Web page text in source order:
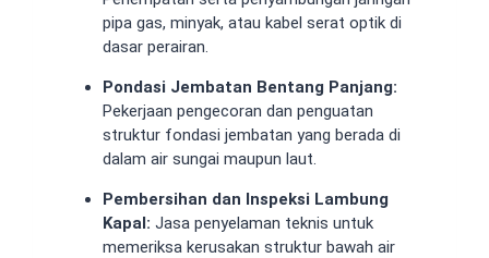
pipa gas, minyak, atau kabel serat optik di
dasar perairan.
Pondasi Jembatan Bentang Panjang:
Pekerjaan pengecoran dan penguatan
struktur fondasi jembatan yang berada di
dalam air sungai maupun laut.
Pembersihan dan Inspeksi Lambung
Kapal: Jasa penyelaman teknis untuk
memeriksa kerusakan struktur bawah air